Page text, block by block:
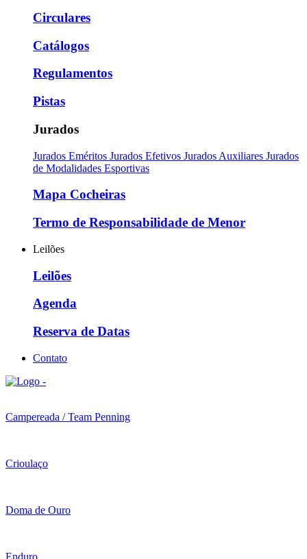
Circulares
Catálogos
Regulamentos
Pistas
Jurados
Jurados Eméritos Jurados Efetivos Jurados Auxiliares Jurados
de Modalidades Esportivas
Mapa Cocheiras
Termo de Responsabilidade de Menor
Leilões
Leilões
Agenda
Reserva de Datas
Contato
Campereada / Team Penning
Crioulaço
Doma de Ouro
Enduro